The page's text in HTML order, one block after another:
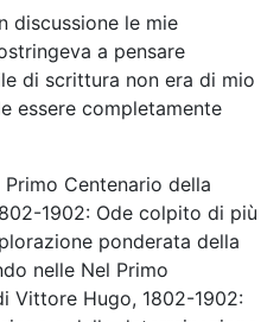
discussione le mie
a pensare
di scrittura non era di mio
essere completamente
Centenario della
1902: Ode colpito di più
ponderata della
nelle Nel Primo
Vittore Hugo, 1802-1902: